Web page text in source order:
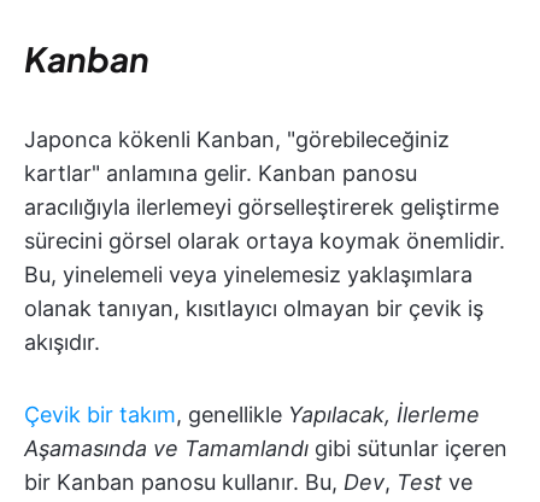
Kanban
Japonca kökenli Kanban, "görebileceğiniz
kartlar" anlamına gelir. Kanban panosu
aracılığıyla ilerlemeyi görselleştirerek geliştirme
sürecini görsel olarak ortaya koymak önemlidir.
Bu, yinelemeli veya yinelemesiz yaklaşımlara
olanak tanıyan, kısıtlayıcı olmayan bir çevik iş
akışıdır.
Çevik bir takım, genellikle Yapılacak, İlerleme
Aşamasında ve Tamamlandı gibi sütunlar içeren
bir Kanban panosu kullanır. Bu, Dev, Test ve